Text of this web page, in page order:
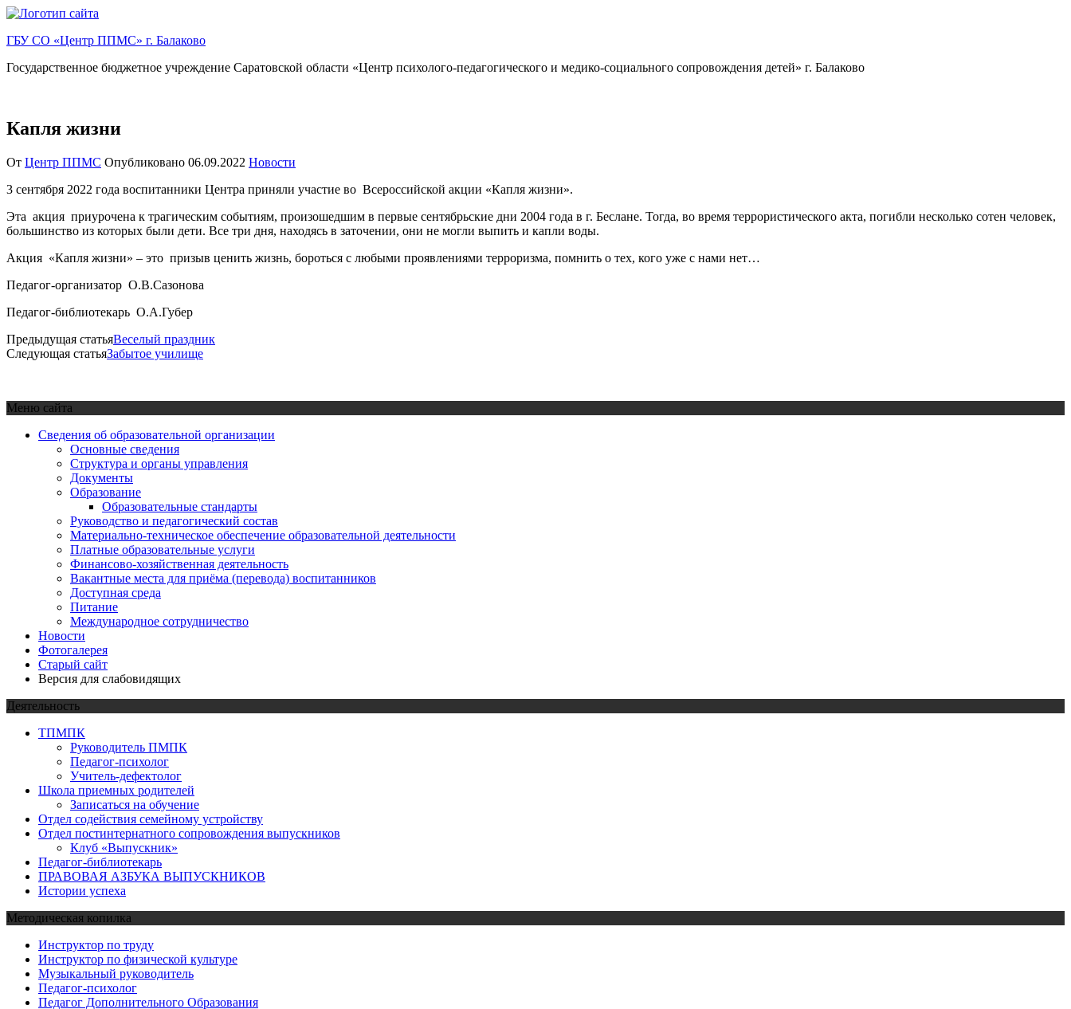
Перейти
содержимому
ГБУ СО «Центр ППМС» г. Балаково
Государственное бюджетное учреждение Саратовской области «Центр психолого-педагогического и медико-социального сопровождения детей» г. Балаково
Капля жизни
От Центр ППМС Опубликовано 06.09.2022 Новости
3 сентября 2022 года воспитанники Центра приняли участие во Всероссийской акции «Капля жизни».
Эта акция приурочена к трагическим событиям, произошедшим в первые сентябрьские дни 2004 года в г. Беслане. Тогда, во время террористического акта, погибли несколько сотен человек,
большинство из которых были дети. Все три дня, находясь в заточении, они не могли выпить и капли воды.
Акция «Капля жизни» – это призыв ценить жизнь, бороться с любыми проявлениями терроризма, помнить о тех, кого уже с нами нет…
Педагог-организатор О.В.Сазонова
Педагог-библиотекарь О.А.Губер
Предыдущая статьяВеселый праздник
Следующая статьяЗабытое училище
Меню сайта
Сведения об образовательной организации
Основные сведения
Структура и органы управления
Документы
Образование
Образовательные стандарты
Руководство и педагогический состав
Материально-техническое обеспечение образовательной деятельности
Платные образовательные услуги
Финансово-хозяйственная деятельность
Вакантные места для приёма (перевода) воспитанников
Доступная среда
Питание
Международное сотрудничество
Новости
Фотогалерея
Старый сайт
Версия для слабовидящих
Деятельность
ТПМПК
Руководитель ПМПК
Педагог-психолог
Учитель-дефектолог
Школа приемных родителей
Записаться на обучение
Отдел содействия семейному устройству
Отдел постинтернатного сопровождения выпускников
Клуб «Выпускник»
Педагог-библиотекарь
ПРАВОВАЯ АЗБУКА ВЫПУСКНИКОВ
Истории успеха
Методическая копилка
Инструктор по труду
Инструктор по физической культуре
Музыкальный руководитель
Педагог-психолог
Педагог Дополнительного Образования